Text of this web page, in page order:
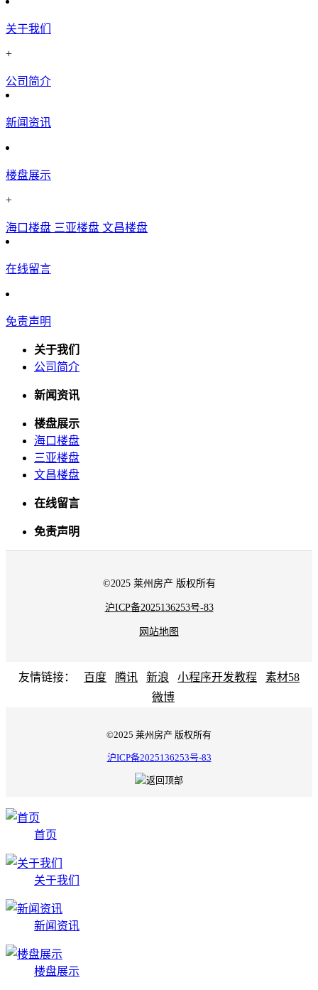
关于我们
+
公司简介
新闻资讯
楼盘展示
+
海口楼盘 三亚楼盘 文昌楼盘
在线留言
免责声明
关于我们
公司简介
新闻资讯
楼盘展示
海口楼盘
三亚楼盘
文昌楼盘
在线留言
免责声明
©2025 莱州房产 版权所有
沪ICP备2025136253号-83
网站地图
友情链接： 百度 腾讯 新浪 小程序开发教程
素材58
微博
©2025 莱州房产 版权所有
沪ICP备2025136253号-83
首页
关于我们
新闻资讯
楼盘展示